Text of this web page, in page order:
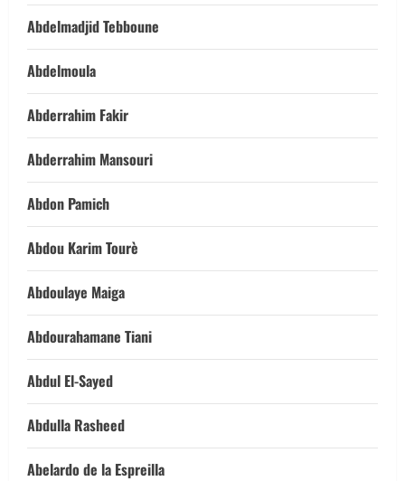
Abdelmadjid Tebboune
Abdelmoula
Abderrahim Fakir
Abderrahim Mansouri
Abdon Pamich
Abdou Karim Tourè
Abdoulaye Maiga
Abdourahamane Tiani
Abdul El-Sayed
Abdulla Rasheed
Abelardo de la Espreilla